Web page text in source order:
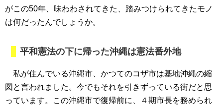
がこの50年、味わわされてきた、踏みつけられてきたモノ
は何だったんでしょうか。
平和憲法の下に帰った沖縄は憲法番外地
私が住んでいる沖縄市、かつてのコザ市は基地沖縄の縮
図と言われました。今でもそれを引きずっている街だと思
っています。この沖縄市で復帰前に、４期市長を務められ